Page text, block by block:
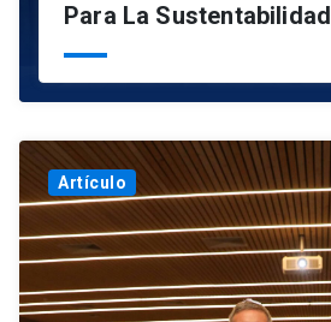
Para La Sustentabilidad
Artículo